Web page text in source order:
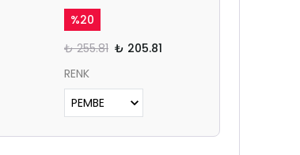
%20
₺ 255.81 ₺ 205.81
RENK